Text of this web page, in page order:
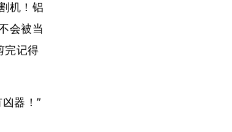
机！铝
会被当
完记得
器！”